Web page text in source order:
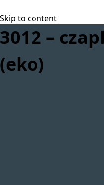
Skip to content
3012 –
(eko)